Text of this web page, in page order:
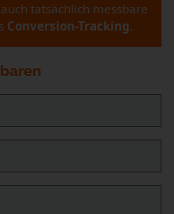
tatsächlich messbare
Conversion-Tracking.